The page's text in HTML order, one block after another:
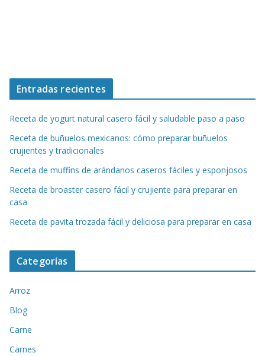
Entradas recientes
Receta de yogurt natural casero fácil y saludable paso a paso
Receta de buñuelos mexicanos: cómo preparar buñuelos
crujientes y tradicionales
Receta de muffins de arándanos caseros fáciles y esponjosos
Receta de broaster casero fácil y crujiente para preparar en
casa
Receta de pavita trozada fácil y deliciosa para preparar en casa
Categorías
Arroz
Blog
Carne
Carnes